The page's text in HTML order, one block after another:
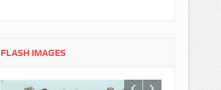
FLASH IMAGES